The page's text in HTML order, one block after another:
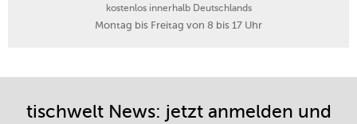
kostenlos innerhalb Deutschlands
Montag bis Freitag von 8 bis 17 Uhr
tischwelt News: jetzt anmelden und